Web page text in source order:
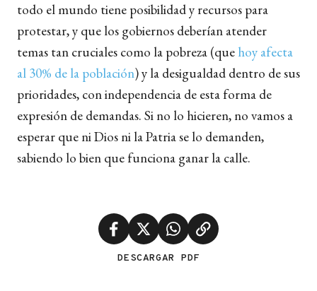
todo el mundo tiene posibilidad y recursos para
protestar, y que los gobiernos deberían atender
temas tan cruciales como la pobreza (que hoy afecta
al 30% de la población) y la desigualdad dentro de sus
prioridades, con independencia de esta forma de
expresión de demandas. Si no lo hicieren, no vamos a
esperar que ni Dios ni la Patria se lo demanden,
sabiendo lo bien que funciona ganar la calle.
DESCARGAR PDF